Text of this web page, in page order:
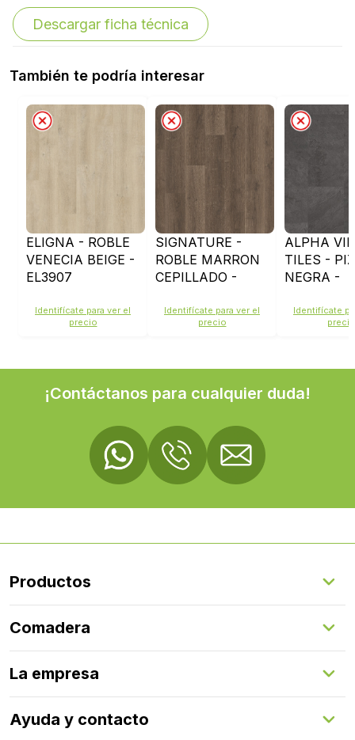
Descargar ficha técnica
También te podría interesar
ELIGNA - ROBLE
VENECIA BEIGE -
EL3907
Identifícate para ver el
precio
SIGNATURE -
ROBLE MARRON
CEPILLADO -
Identifícate para ver el
precio
ALPHA
TILES -
NEGRA -
Identifícate
precio
¡Contáctanos para cualquier duda!
Productos
Suelos Exteriores
Revestimientos Exteriores
Revestimientos Interiores
Puertas
Herrajes
Comadera
Gestión de servicios
Comadera Connect™
La empresa
Programa de fidelización
Ayuda y contacto